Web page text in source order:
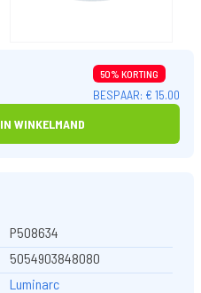
50% KORTING
BESPAAR: € 15.00
IN WINKELMAND
P508634
5054903848080
Luminarc